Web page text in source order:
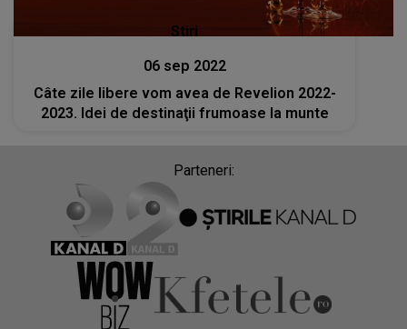
Stiri
06 sep 2022
Câte zile libere vom avea de Revelion 2022-
2023. Idei de destinaţii frumoase la munte
Parteneri: